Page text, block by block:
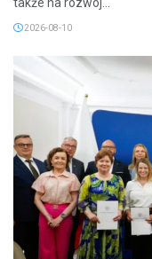
także na rozwój...
2026-08-10